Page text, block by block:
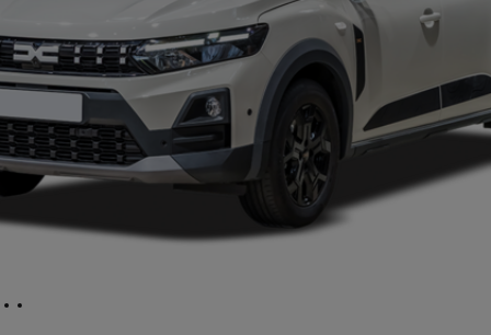
értesítések
értesítések
értesítések
értesítések
eszközök
értesítések
6 7